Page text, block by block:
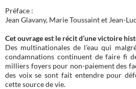
Préface :
Jean Glavany, Marie Toussaint et Jean-
Cet ouvrage est le récit d’une victoire
Des multinationales de l’eau qui
condamnations continuent de faire fi
milliers foyers pour non-paiement des
des voix se sont fait entendre pour
cette source de vie.